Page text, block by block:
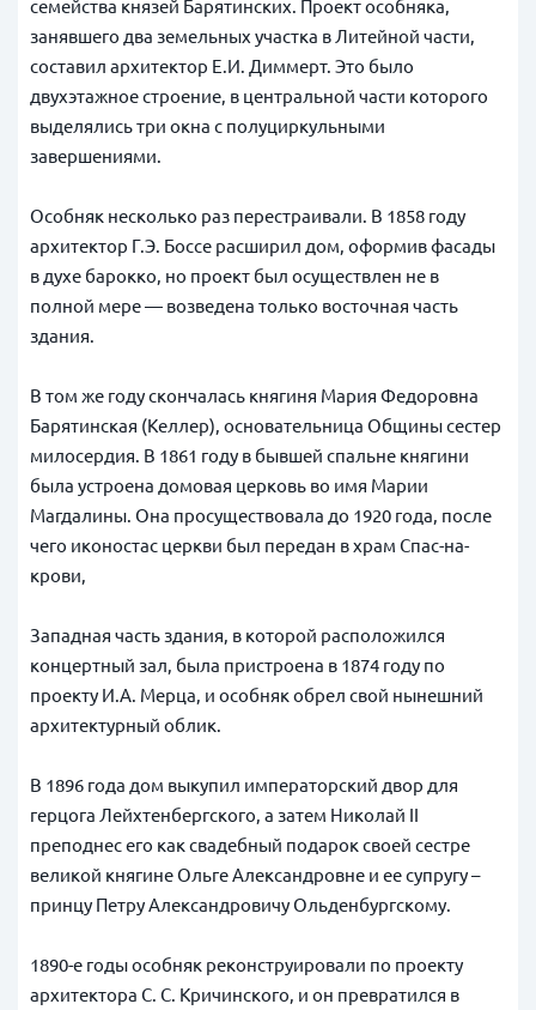
семейства князей Барятинских. Проект особняка,
занявшего два земельных участка в Литейной части,
составил архитектор Е.И. Диммерт. Это было
двухэтажное строение, в центральной части которого
выделялись три окна с полуциркульными
завершениями.
Особняк несколько раз перестраивали. В 1858 году
архитектор Г.Э. Боссе расширил дом, оформив фасады
в духе барокко, но проект был осуществлен не в
полной мере — возведена только восточная часть
здания.
В том же году скончалась княгиня Мария Федоровна
Барятинская (Келлер), основательница Общины сестер
милосердия. В 1861 году в бывшей спальне княгини
была устроена домовая церковь во имя Марии
Магдалины. Она просуществовала до 1920 года, после
чего иконостас церкви был передан в храм Спас-на-
крови,
Западная часть здания, в которой расположился
концертный зал, была пристроена в 1874 году по
проекту И.А. Мерца, и особняк обрел свой нынешний
архитектурный облик.
В 1896 года дом выкупил императорский двор для
герцога Лейхтенбергского, а затем Николай II
преподнес его как свадебный подарок своей сестре
великой княгине Ольге Александровне и ее супругу –
принцу Петру Александровичу Ольденбургскому.
1890-е годы особняк реконструировали по проекту
архитектора С. С. Кричинского, и он превратился в